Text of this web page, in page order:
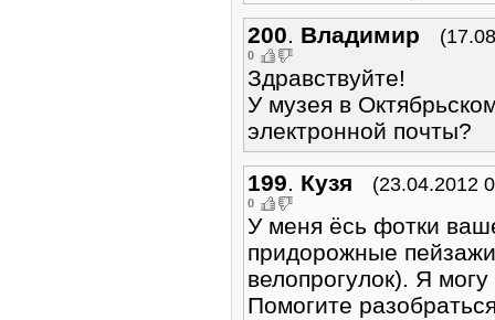
200. Владимир
0
Здравствуйте!
У музея в
электронной почты?
199. Кузя (23.04.2012
0
У меня ёсь фотки
придорожные
велопрогулок). Я
Помогите